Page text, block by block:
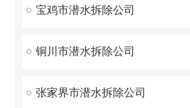
宝鸡市潜水拆除公司
铜川市潜水拆除公司
张家界市潜水拆除公司